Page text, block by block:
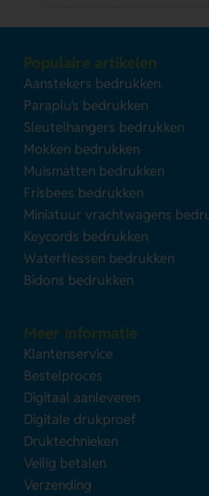
Populaire artikelen
Aanstekers bedrukken
Paraplu's bedrukken
Sleutelhangers bedrukken
Mokken bedrukken
Muismatten bedrukken
Frisbees bedrukken
Miniatuur vrachtwagens
Keycords bedrukken
Waterflessen bedrukken
Bidons bedrukken
Meer informatie
Klantenservice
Bestelproces
Digitaal aanleveren
Digitale drukproef
Druktechnieken
Veilig betalen
Verzending